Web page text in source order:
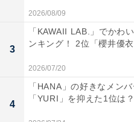
2026/08/09
3
「KAWAII LAB.」でかわ
ンキング！ 2位「櫻井優衣
2026/07/20
4
「HANA」の好きなメン
「YURI」を抑えた1位は